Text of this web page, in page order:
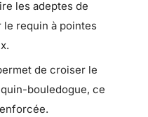
les adeptes de
le requin à pointes
de croiser le
bouledogue, ce